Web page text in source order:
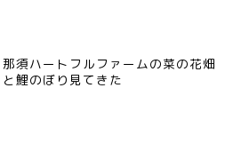
那須ハートフルファームの菜の花畑
と鯉のぼり見てきた